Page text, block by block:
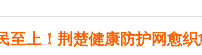
至上！荆楚健康防护网愈